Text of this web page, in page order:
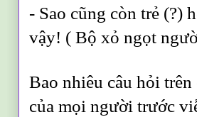
- Sao cũng còn trẻ (?)
vậy! ( Bộ xỏ ngọt
Bao nhiêu câu hỏi
của mọi người trước